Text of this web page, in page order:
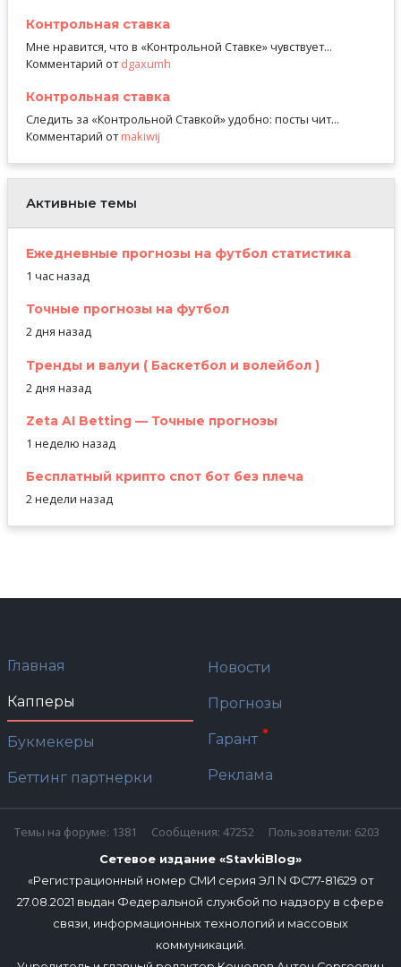
Контрольная ставка
Мне нравится, что в «Контрольной Ставке» чувствует...
Комментарий отdgaxumh
Контрольная ставка
Следить за «Контрольной Ставкой» удобно: посты чит...
Комментарий отmakiwij
Активные темы
Ежедневные прогнозы на футбол статистика
1 час назад
Точные прогнозы на футбол
2 дня назад
Тренды и валуи ( Баскетбол и волейбол )
2 дня назад
Zeta AI Betting — Точные прогнозы
1 неделю назад
Бесплатный крипто спот бот без плеча
2 недели назад
Главная
Капперы
Букмекеры
Беттинг партнерки
Новости
Прогнозы
Гарант
Реклама
Сетевое издание «StavkiBlog»
«Регистрационный номер СМИ серия ЭЛ N ФС77-81629 от
27.08.2021 выдан Федеральной службой по надзору в сфере
связи, информационных технологий и массовых
коммуникаций.
Темы на форуме: 1381 Сообщения: 47252 Пользователи: 6203